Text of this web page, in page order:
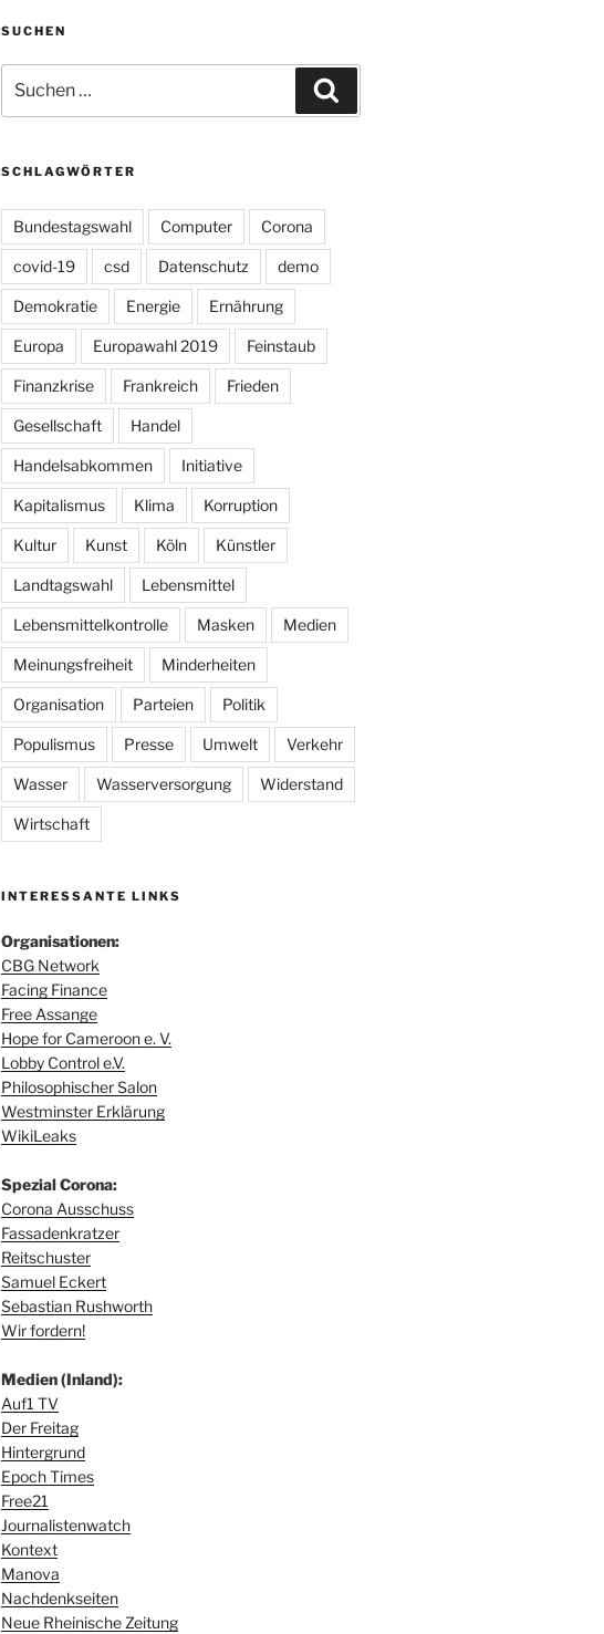
SUCHEN
nach:
SCHLAGWÖRTER
Bundestagswahl Computer Corona
covid-19 csd Datenschutz demo
Demokratie Energie Ernährung
Europa Europawahl 2019 Feinstaub
Finanzkrise Frankreich Frieden
Gesellschaft Handel
Handelsabkommen Initiative
Kapitalismus Klima Korruption
Kultur Kunst Köln Künstler
Landtagswahl Lebensmittel
Lebensmittelkontrolle Masken Medien
Meinungsfreiheit Minderheiten
Organisation Parteien Politik
Populismus Presse Umwelt Verkehr
Wasser Wasserversorgung Widerstand
Wirtschaft
INTERESSANTE LINKS
Organisationen:
CBG Network
Facing Finance
Free Assange
Hope for Cameroon e. V.
Lobby Control e.V.
Philosophischer Salon
Westminster Erklärung
WikiLeaks
Spezial Corona:
Corona Ausschuss
Fassadenkratzer
Reitschuster
Samuel Eckert
Sebastian Rushworth
Wir fordern!
Medien (Inland):
Auf1 TV
Der Freitag
Hintergrund
Epoch Times
Free21
Journalistenwatch
Kontext
Manova
Nachdenkseiten
Neue Rheinische Zeitung